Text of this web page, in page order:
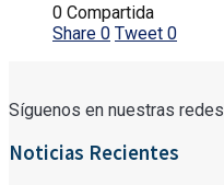
0 Compartida
Share 0 Tweet 0
Síguenos en nuestras
Noticias Recientes